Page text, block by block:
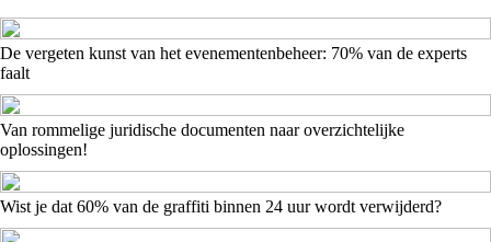
De vergeten kunst van het evenementenbeheer: 70% van de experts
faalt
Van rommelige juridische documenten naar overzichtelijke
oplossingen!
Wist je dat 60% van de graffiti binnen 24 uur wordt verwijderd?